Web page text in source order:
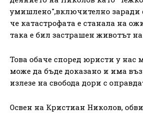
умишлено",включително заради
че катастрофата е станала на
така е бил застрашен животът
Това обаче според юристи у нас
може да бъде доказано и има
излезе на свобода дори с
Освен на Кристиан Николов,